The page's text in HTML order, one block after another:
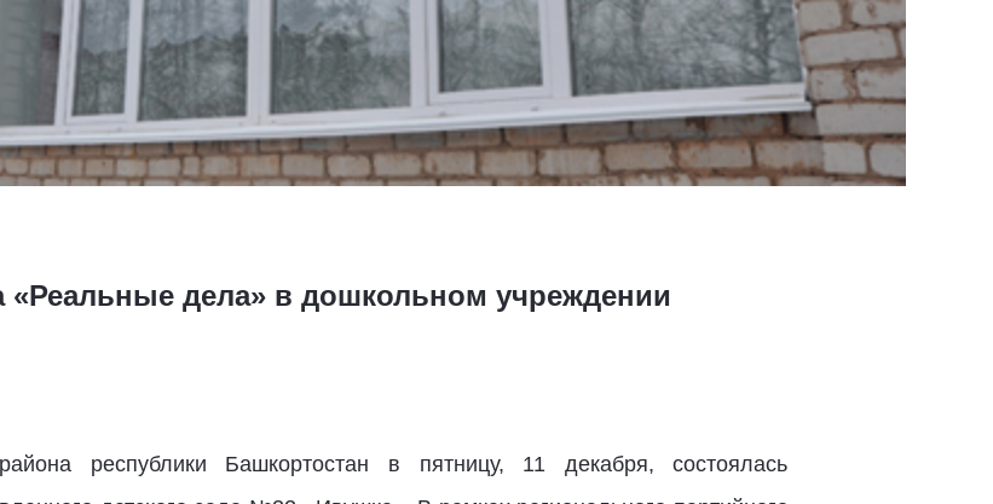
«Реальные дела» в дошкольном учреждении
республики Башкортостан в пятницу, 11 декабря, состоялась